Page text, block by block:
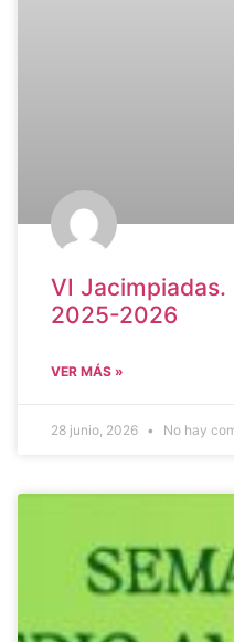
VI Jacimpiadas.
2025-2026
VER MÁS »
28 junio, 2026 No hay